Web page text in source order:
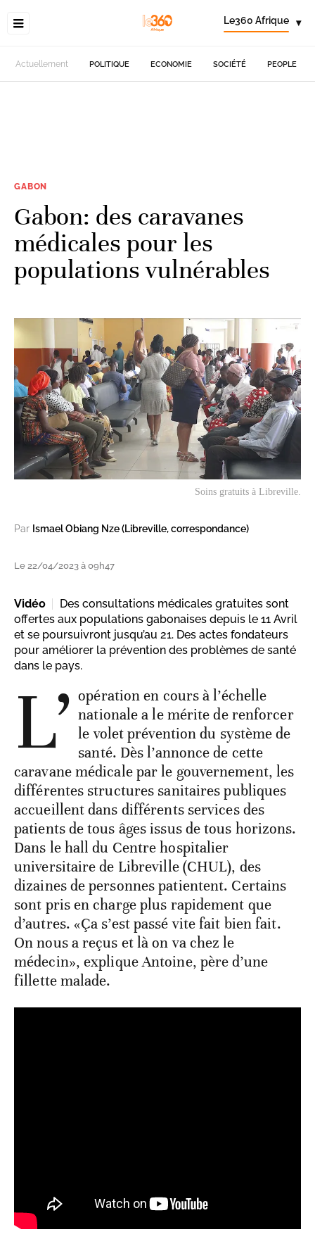
Le360 Afrique ▾
Actuellement POLITIQUE ECONOMIE SOCIÉTÉ PEOPLE
GABON
Gabon: des caravanes
médicales pour les
populations vulnérables
Soins gratuits à Libreville.
Par Ismael Obiang Nze (Libreville, correspondance)
Le 22/04/2023 à 09h47
Vidéo
Des consultations médicales gratuites sont
offertes aux populations gabonaises depuis le 11 Avril
et se poursuivront jusqu’au 21. Des actes fondateurs
pour améliorer la prévention des problèmes de santé
dans le pays.
L’ opération en cours à l’échelle
nationale a le mérite de renforcer
le volet prévention du système de
santé. Dès l’annonce de cette
caravane médicale par le gouvernement, les
différentes structures sanitaires publiques
accueillent dans différents services des
patients de tous âges issus de tous horizons.
Dans le hall du Centre hospitalier
universitaire de Libreville (CHUL), des
dizaines de personnes patientent. Certains
sont pris en charge plus rapidement que
d’autres. «Ça s’est passé vite fait bien fait.
On nous a reçus et là on va chez le
médecin», explique Antoine, père d’une
fillette malade.